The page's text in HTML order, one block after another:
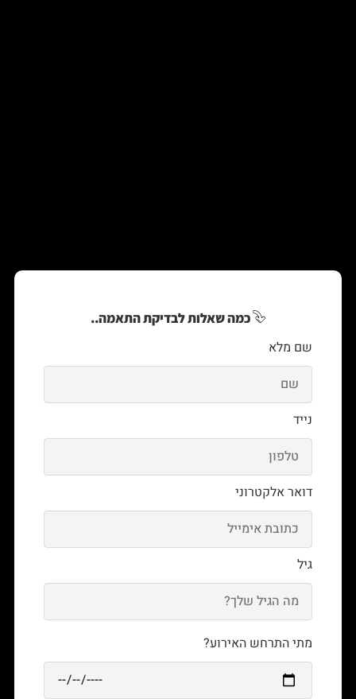
כמה שאלות לבדיקת התאמה..
שם מלא
נייד
דואר אלקטרוני
גיל
מתי התרחש האירוע?